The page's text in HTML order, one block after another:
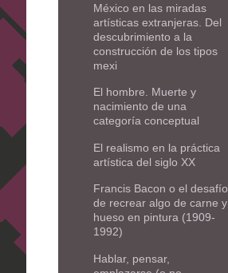
México en las miradas
artísticas extranjeras. Del
descubrimiento a la
construcción de los tipos
mexi
El hombre. Muerte y
nacimiento de una
categoría conceptual
El realismo en la práctica
artística del siglo XX
Francis Bacon o el desafío
de recrear algo de carne y
hueso en pintura (1909-
1992)
Hablar, pensar,